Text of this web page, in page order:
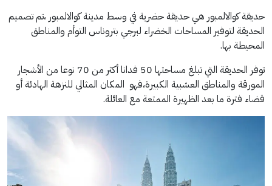
حديقة كوالالمبور هي حديقة حضرية في وسط مدينة كوالالمبور ،تم تصميم
الحديقة لتوفير المساحات الخضراء لبرجي بتروناس التوأم والمناطق
المحيطة بها.
توفر الحديقة التي تبلغ مساحتها 50 فدانا أكثر من 70 نوعا من الأشجار
المورقة والمناطق العشبية الكبيرة،فهو المكان المثالي للنزهة الهادئة أو
قضاء فترة ما بعد الظهيرة الممتعة مع العائلة.